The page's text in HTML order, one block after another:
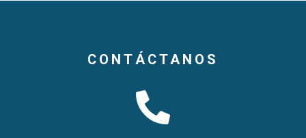
CONTÁCTANOS
